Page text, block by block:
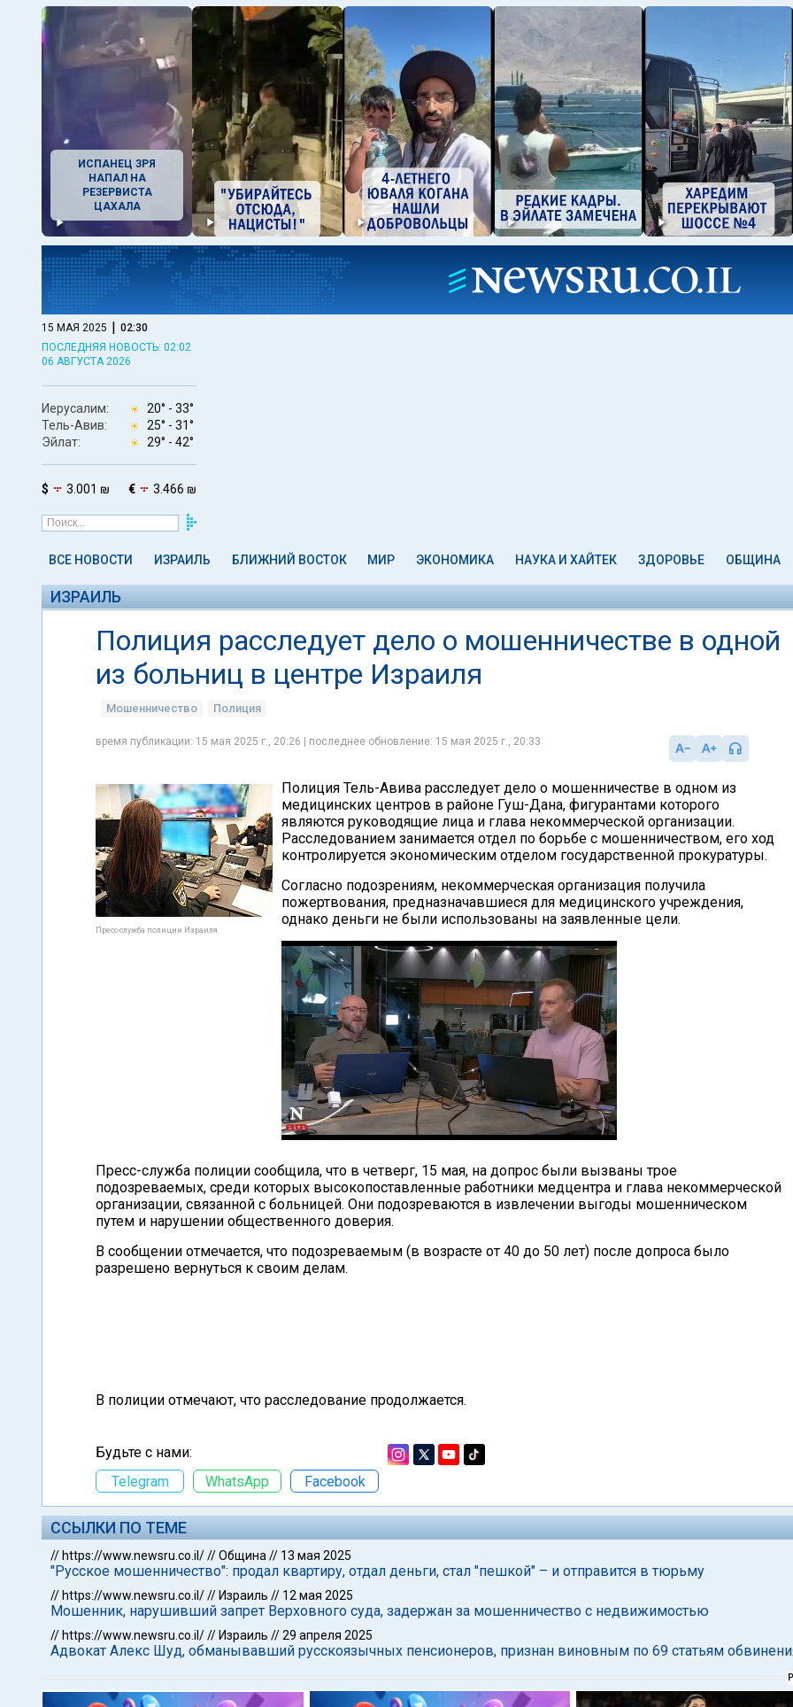
ИСПАНЕЦ ЗРЯ
НАПАЛ НА
РЕЗЕРВИСТА
ЦАХАЛА
15 МАЯ 2025 | 02:30
ПОСЛЕДНЯЯ НОВОСТЬ: 02:02
06 АВГУСТА 2026
Иерусалим: 20° - 33°
Тель-Авив:
25° - 31°
Эйлат:
29° - 42°
$ 3.001 ₪ € 3.466 ₪
ВСЕ НОВОСТИ ИЗРАИЛЬ БЛИЖНИЙ ВОСТОК МИР ЭКОНОМИКА НАУКА И ХАЙТЕК ЗДОРОВЬЕ ОБЩИНА
ИЗРАИЛЬ
Полиция расследует дело о мошенничестве в одной
из больниц в центре Израиля
Мошенничество Полиция
время публикации: 15 мая 2025 г., 20:26 | последнее обновление: 15 мая 2025 г., 20:33
Пресс-служба полиции Израиля
Полиция Тель-Авива расследует дело о мошенничестве в одном из
медицинских центров в районе Гуш-Дана, фигурантами которого
являются руководящие лица и глава некоммерческой организации.
Расследованием занимается отдел по борьбе с мошенничеством, его ход
контролируется экономическим отделом государственной прокуратуры.
Согласно подозрениям, некоммерческая организация получила
пожертвования, предназначавшиеся для медицинского учреждения,
однако деньги не были использованы на заявленные цели.
Пресс-служба полиции сообщила, что в четверг, 15 мая, на допрос были вызваны трое
подозреваемых, среди которых высокопоставленные работники медцентра и глава некоммерческой
организации, связанной с больницей. Они подозреваются в извлечении выгоды мошенническом
путем и нарушении общественного доверия.
В сообщении отмечается, что подозреваемым (в возрасте от 40 до 50 лет) после допроса было
разрешено вернуться к своим делам.
В полиции отмечают, что расследование продолжается.
Будьте с нами:
Telegram
WhatsApp Facebook
ССЫЛКИ ПО ТЕМЕ
// https://www.newsru.co.il///Община // 13 мая 2025
"Русское мошенничество": продал квартиру, отдал деньги, стал "пешкой" – и отправится в тюрьму
// https://www.newsru.co.il/// Израиль // 12 мая 2025
Мошенник, нарушивший запрет Верховного суда, задержан за мошенничество с недвижимостью
// https://www.newsru.co.il/// Израиль //29 апреля 2025
Адвокат Алекс Шуд, обманывавший русскоязычных пенсионеров, признан виновным по 69 статьям